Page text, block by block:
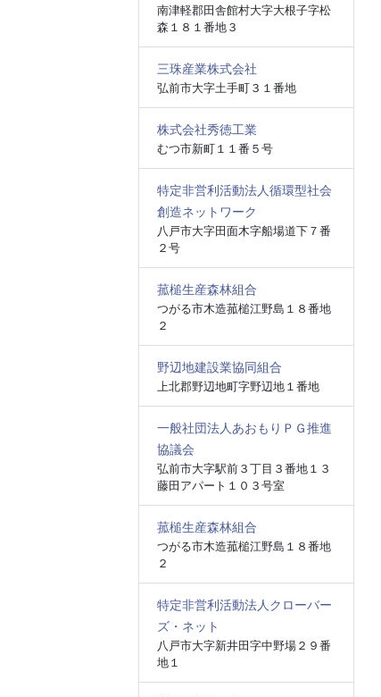
南津軽郡田舎館村大字大根子字松
森１８１番地３
三珠産業株式会社
弘前市大字土手町３１番地
株式会社秀徳工業
むつ市新町１１番５号
特定非営利活動法人循環型社会
創造ネットワーク
八戸市大字田面木字船場道下７番
２号
菰槌生産森林組合
つがる市木造菰槌江野島１８番地
２
野辺地建設業協同組合
上北郡野辺地町字野辺地１番地
一般社団法人あおもりＰＧ推進
協議会
弘前市大字駅前３丁目３番地１３
藤田アパート１０３号室
菰槌生産森林組合
つがる市木造菰槌江野島１８番地
２
特定非営利活動法人クローバー
ズ・ネット
八戸市大字新井田字中野場２９番
地１